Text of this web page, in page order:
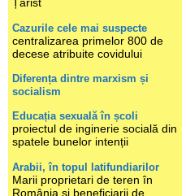
Cazurile cele mai suspecte
centralizarea primelor 800 de
decese atribuite covidului
Diferența dintre marxism și
socialism
Educația sexuală în școli
proiectul de inginerie socială din
spatele bunelor intenții
Arabii, în topul latifundiarilor
Marii proprietari de teren în
România și beneficiarii de